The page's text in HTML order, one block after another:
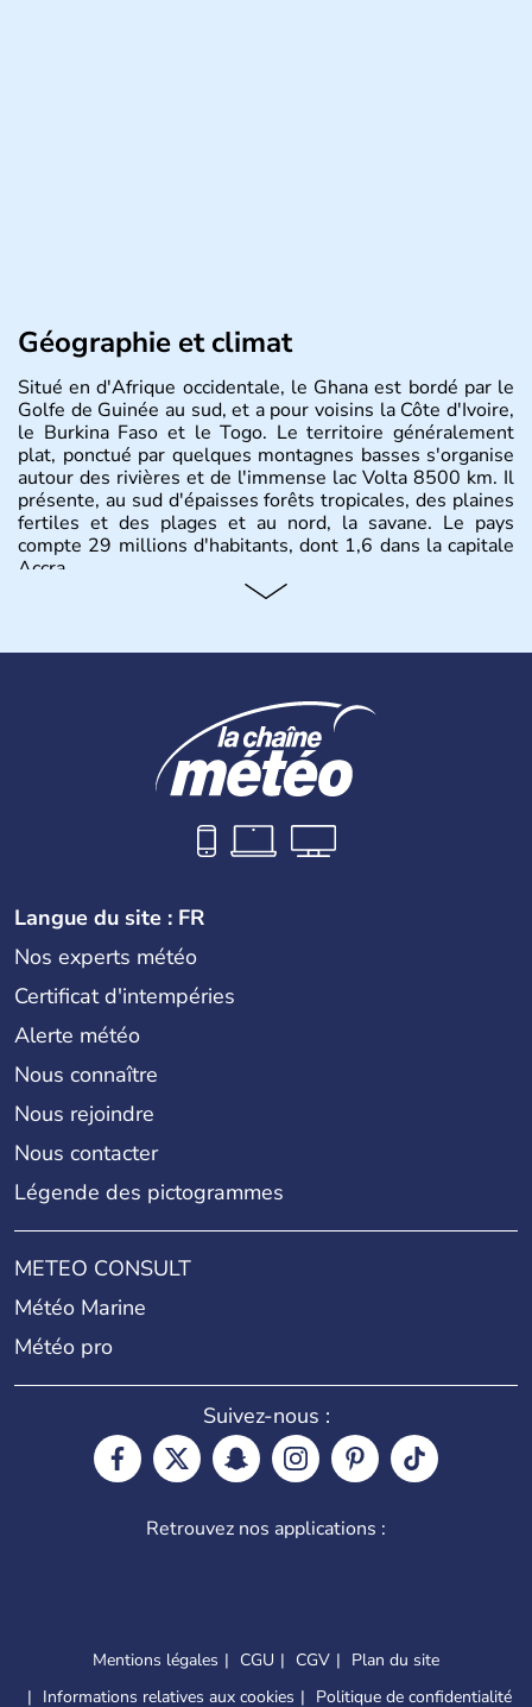
Géographie et climat
Situé en d'Afrique occidentale, le Ghana est bordé par le
Golfe de Guinée au sud, et a pour voisins la Côte d'Ivoire,
le Burkina Faso et le Togo. Le territoire généralement
plat, ponctué par quelques montagnes basses s'organise
autour des rivières et de l'immense lac Volta 8500 km. Il
présente, au sud d'épaisses forêts tropicales, des plaines
fertiles et des plages et au nord, la savane. Le pays
compte 29 millions d'habitants, dont 1,6 dans la capitale
Accra.
Langue du site : FR
Nos experts météo
Certificat d'intempéries
Alerte météo
Nous connaître
Nous rejoindre
Nous contacter
Légende des pictogrammes
METEO CONSULT
Météo Marine
Météo pro
Suivez-nous :
Retrouvez nos applications :
Mentions légales CGU CGV
Plan du site
Informations relatives aux cookies
Politique de confidentialité